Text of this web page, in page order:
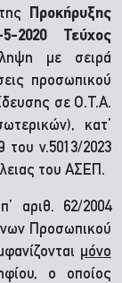
Προκήρυξης
2020 Τεύχος
με σειρά
προσωπικού
σε Ο.Τ.Α.
κατ’
ν.5013/2023
του ΑΣΕΠ.
αριθ. 62/2004
Προσωπικού
μόνο
ο οποίος